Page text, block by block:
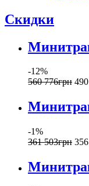
Скидки
-12%
560 776грн
-1%
361 503грн